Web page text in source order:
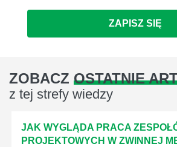
ZAPISZ SIĘ
ZOBACZ OSTATNIE
z tej strefy wiedzy
JAK WYGLĄDA PRACA
PROJEKTOWYCH W ZWINNEJ